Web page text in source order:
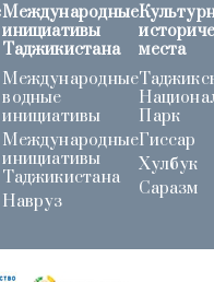
Международные
инициативы
Таджикистана
Международные
водные
инициативы
Международные
инициативы
Таджикистана
Навруз
места
Парк
Гиссар
Хулбук
Саразм